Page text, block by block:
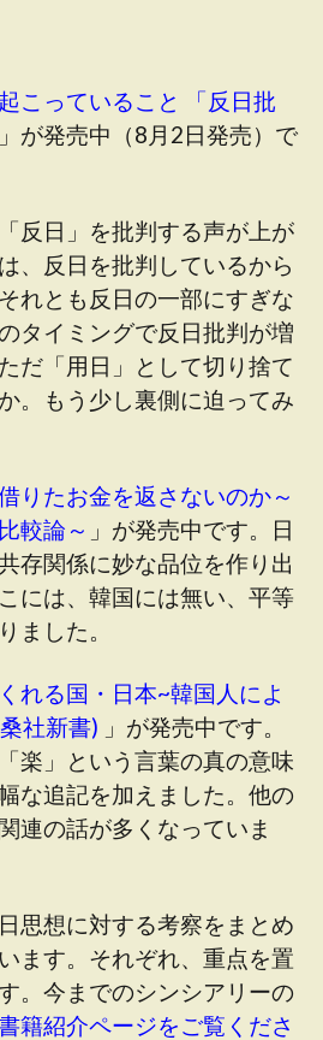
こっていること 「反日批
」が発売中（8月2日発売）で
反日」を批判する声が上が
、反日を批判しているから
れとも反日の一部にすぎな
タイミングで反日批判が増
だ「用日」として切り捨て
。もう少し裏側に迫ってみ
りたお金を返さないのか～
較論～ 」が発売中です。日
存関係に妙な品位を作り出
には、韓国には無い、平等
ました。
れる国・日本~韓国人によ
社新書) 」が発売中です。
楽」という言葉の真の意味
な追記を加えました。他の
連の話が多くなっていま
思想に対する考察をまとめ
ます。それぞれ、重点を置
。今までのシンシアリーの
籍紹介ページをご覧くださ